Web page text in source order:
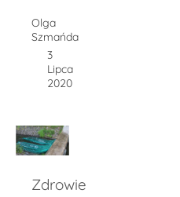
Olga
Szmańda
3
Lipca
2020
Zdrowie